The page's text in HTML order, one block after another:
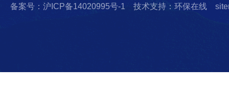
备案号：沪ICP备14020995号-1 技术支持：环保在线